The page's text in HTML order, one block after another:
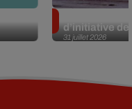
31 juillet 2026
d’initiative